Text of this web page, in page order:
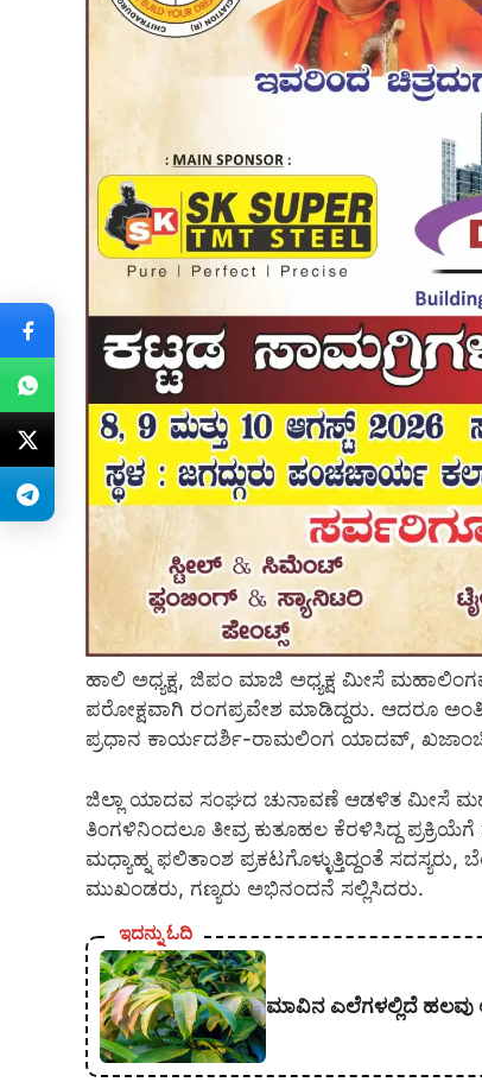
ಹಾಲಿ ಅಧ್ಯಕ್ಷ, ಜಿಪಂ ಮಾಜಿ ಅಧ್ಯಕ್ಷ ಮೀಸೆ
ಪರೋಕ್ಷವಾಗಿ ರಂಗಪ್ರವೇಶ ಮಾಡಿದ್ದರು. ಆದರೂ
ಪ್ರಧಾನ ಕಾರ್ಯದರ್ಶಿ-ರಾಮಲಿಂಗ ಯಾದವ್,
ಜಿಲ್ಲಾ ಯಾದವ ಸಂಘದ ಚುನಾವಣೆ ಆಡಳಿತ ಮೀಸೆ
ತಿಂಗಳಿನಿಂದಲೂ ತೀವ್ರ ಕುತೂಹಲ ಕೆರಳಿಸಿದ್ದ ಪ್ರಕ್ರಿಯೆಗೆ
ಮಧ್ಯಾಹ್ನ ಫಲಿತಾಂಶ ಪ್ರಕಟಗೊಳ್ಳುತ್ತಿದ್ದಂತೆ
ಮುಖಂಡರು, ಗಣ್ಯರು ಅಭಿನಂದನೆ ಸಲ್ಲಿಸಿದರು.
ಇದನ್ನು ಓದಿ
ಮಾವಿನ ಎಲೆಗಳಲ್ಲಿದೆ ಹಲವು